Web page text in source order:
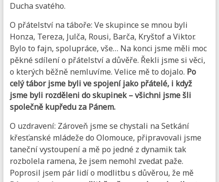
Ducha svatého.
O přátelství na táboře: Ve skupince se mnou byli
Honza, Tereza, Julča, Rousi, Barča, Kryštof a Viktor.
Bylo to fajn, spolupráce, vše… Na konci jsme měli moc
pěkné sdílení o přátelství a důvěře. Řekli jsme si věci,
o kterých běžně nemluvíme. Velice mě to dojalo. Po
celý tábor jsme byli ve spojení jako přátelé, i když
jsme byli rozděleni do skupinek – všichni jsme šli
společně kupředu za Pánem.
O uzdravení: Zároveň jsme se chystali na Setkání
křesťanské mládeže do Olomouce, připravovali jsme
taneční vystoupení a mě po jedné z dynamik tak
rozbolela ramena, že jsem nemohl zvedat paže.
Poprosil jsem pár lidí o modlitbu s důvěrou, že mě